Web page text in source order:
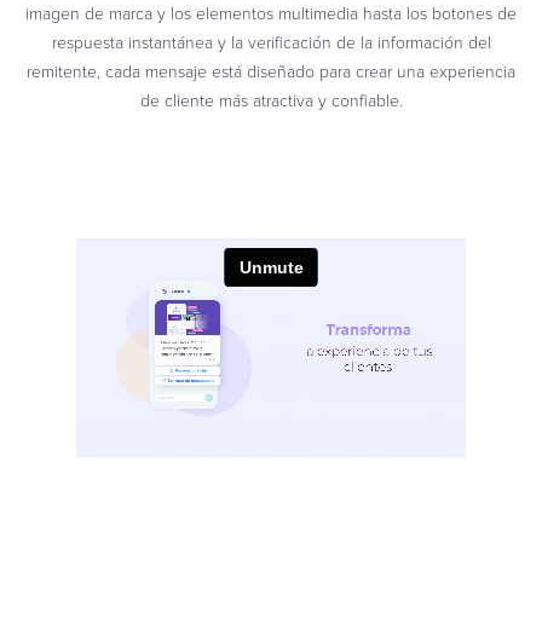
imagen de marca y los elementos multimedia hasta los botones de
respuesta instantánea y la verificación de la información del
remitente, cada mensaje está diseñado para crear una experiencia
de cliente más atractiva y confiable.